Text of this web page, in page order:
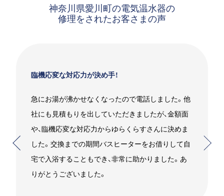
神奈川県愛川町の電気温水器の
修理をされたお客さまの声
臨機応変な対応力が決め手！
急にお湯が沸かせなくなったので電話しました。他
社にも見積もりを出していただきましたが、金額面
や、臨機応変な対応力からゆらくらすさんに決めま
した。交換までの期間バスヒーターをお借りして自
宅で入浴することもでき、非常に助かりました。あ
りがとうございました。